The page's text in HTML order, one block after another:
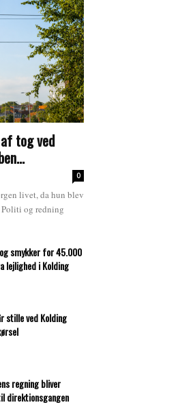
tog ved
0
livet, da hun blev
og redning
smykker for 45.000
lejlighed i Kolding
stille ved Kolding
regning bliver
direktionsgangen